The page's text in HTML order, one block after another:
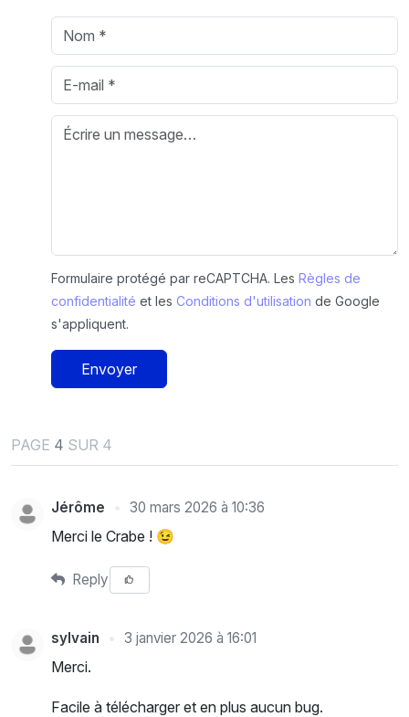
Formulaire protégé par reCAPTCHA. Les Règles de
confidentialité et les Conditions d'utilisation de Google
s'appliquent.
Envoyer
PAGE 4 SUR 4
Jérôme 30 mars 2026 à 10:36
Merci le Crabe ! 😉
Reply
sylvain 3 janvier 2026 à 16:01
Merci.
Facile à télécharger et en plus aucun bug.